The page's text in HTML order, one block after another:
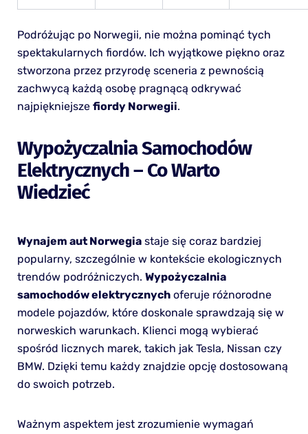
Podróżując po Norwegii, nie można pominąć tych
spektakularnych fiordów. Ich wyjątkowe piękno oraz
stworzona przez przyrodę sceneria z pewnością
zachwycą każdą osobę pragnącą odkrywać
najpiękniejsze fiordy Norwegii.
Wypożyczalnia Samochodów
Elektrycznych – Co Warto
Wiedzieć
Wynajem aut Norwegiastaje się coraz bardziej
popularny, szczególnie w kontekście ekologicznych
trendów podróżniczych. Wypożyczalnia
samochodów elektrycznychoferuje różnorodne
modele pojazdów, które doskonale sprawdzają się w
norweskich warunkach. Klienci mogą wybierać
spośród licznych marek, takich jak Tesla, Nissan czy
BMW. Dzięki temu każdy znajdzie opcję dostosowaną
do swoich potrzeb.
Ważnym aspektem jest zrozumienie wymagań